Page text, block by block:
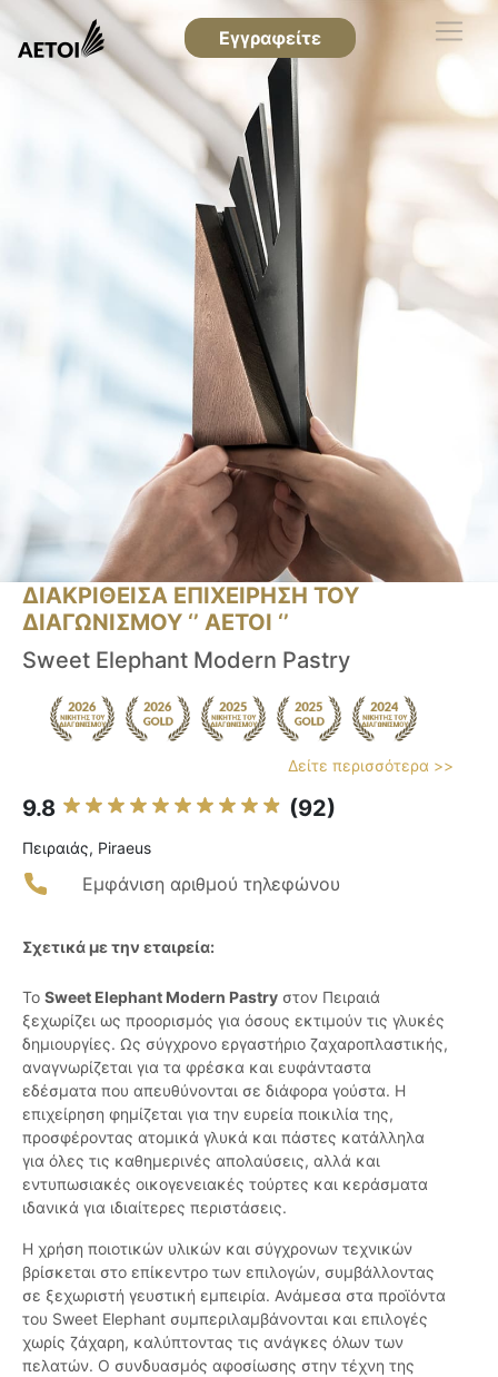
Εγγραφείτε
ΔΙΑΚΡΙΘΕΙΣΑ ΕΠΙΧΕΙΡΗΣΗ ΤΟΥ
ΔΙΑΓΩΝΙΣΜΟΥ ‘’ ΑΕΤΟΙ ‘’
Sweet Elephant Modern Pastry
Δείτε περισσότερα >>
9.8 (92)
Πειραιάς, Piraeus
Εμφάνιση αριθμού τηλεφώνου
Σχετικά με την εταιρεία:
Το Sweet Elephant Modern Pastry στον Πειραιά
ξεχωρίζει ως προορισμός για όσους εκτιμούν τις γλυκές
δημιουργίες. Ως σύγχρονο εργαστήριο ζαχαροπλαστικής,
αναγνωρίζεται για τα φρέσκα και ευφάνταστα
εδέσματα που απευθύνονται σε διάφορα γούστα. Η
επιχείρηση φημίζεται για την ευρεία ποικιλία της,
προσφέροντας ατομικά γλυκά και πάστες κατάλληλα
για όλες τις καθημερινές απολαύσεις, αλλά και
εντυπωσιακές οικογενειακές τούρτες και κεράσματα
ιδανικά για ιδιαίτερες περιστάσεις.
Η χρήση ποιοτικών υλικών και σύγχρονων τεχνικών
βρίσκεται στο επίκεντρο των επιλογών, συμβάλλοντας
σε ξεχωριστή γευστική εμπειρία. Ανάμεσα στα προϊόντα
του Sweet Elephant συμπεριλαμβάνονται και επιλογές
χωρίς ζάχαρη, καλύπτοντας τις ανάγκες όλων των
πελατών. Ο συνδυασμός αφοσίωσης στην τέχνη της